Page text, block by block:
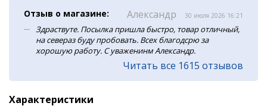
Отзыв о магазине: Александр 30 июля 2026 16:21
Здраствуте. Посылка пришла быстро, товар отличный,
на севераз буду пробовать. Всех благодсрю за
хорошую работу. С уваженинм Александр.
Читать все 1615 отзывов
Характеристики